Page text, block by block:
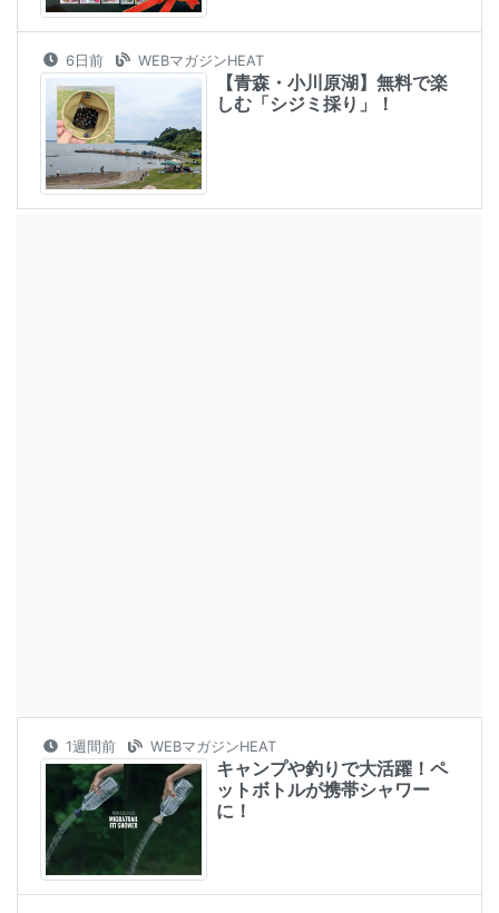
6日前 WEBマガジンHEAT
【青森・小川原湖】無料で楽
しむ「シジミ採り」！
1週間前 WEBマガジンHEAT
キャンプや釣りで大活躍！ペ
ットボトルが携帯シャワー
に！